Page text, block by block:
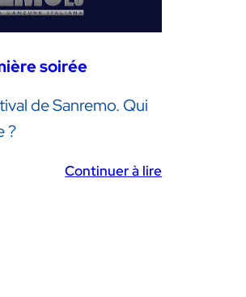
soirée
de Sanremo. Qui
?
Continuer à lire